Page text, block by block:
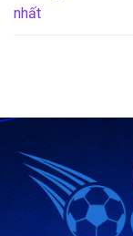
nhất